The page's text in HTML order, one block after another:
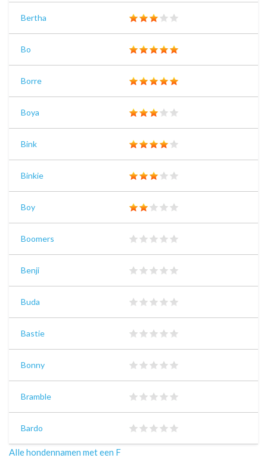
Bertha
Bo
Borre
Boya
Bink
Binkie
Boy
Boomers
Benji
Buda
Bastie
Bonny
Bramble
Bardo
Alle hondennamen met een F